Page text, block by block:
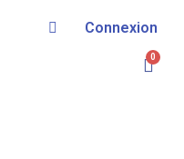
Connexion